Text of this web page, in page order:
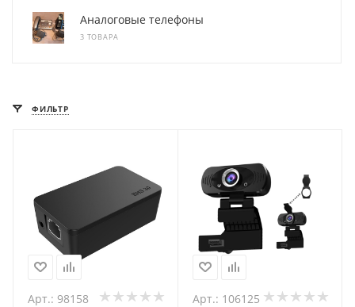
Аналоговые телефоны
3 ТОВАРА
ФИЛЬТР
Арт.: 98158 Арт.: 106125